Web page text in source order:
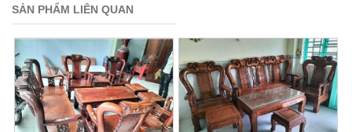
SẢN PHẨM LIÊN QUAN